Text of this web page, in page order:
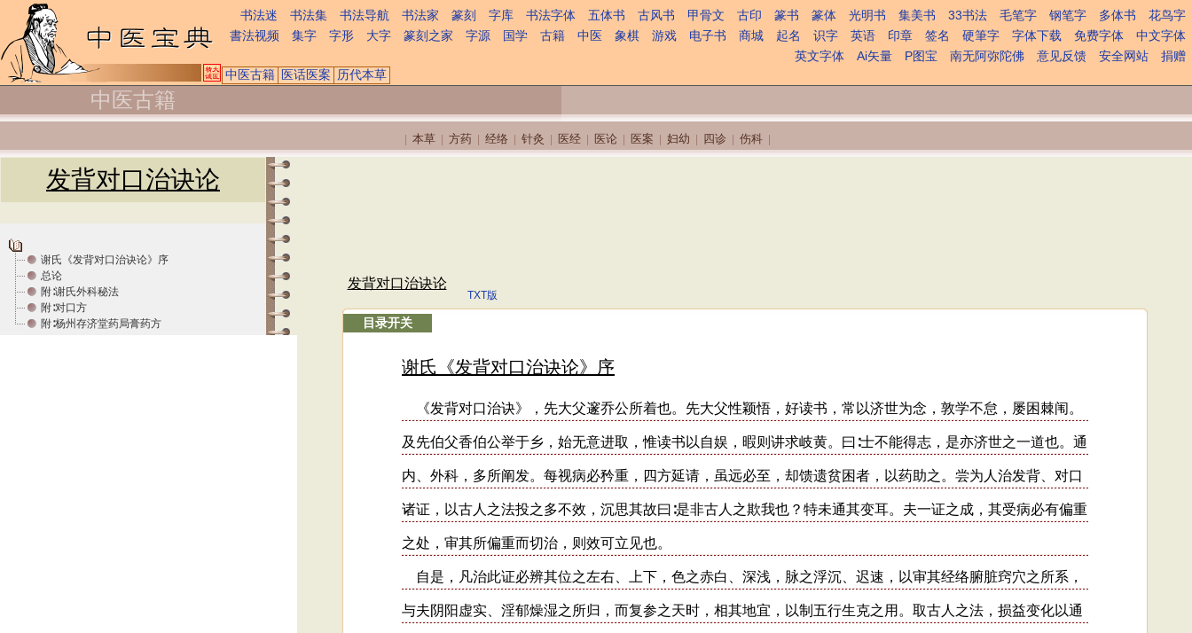
书法迷 书法集 书法导航 书法家 篆刻 字库 书法字体 五体书 古风书 甲骨文 古印 篆书 篆体 光明书 集美书 33书法 毛笔字 钢笔字 多体书
花鸟字
書法视频
集字 字形 大字 篆刻之家 字源 国学 古籍 中医 象棋 游戏 电子书 商城 起名 识字 英语 印章 签名 硬筆字 字体下载 免费字体
中文字体
英文字体
Ai矢量 P图宝 南无阿弥陀佛 意见反馈 安全网站
捐赠
中医古籍 医话医案 历代本草
中医古籍
本草 方药 经络 针灸 医经 医论 医案 妇幼 四诊 伤科
发背对口治诀论
谢氏《发背对口治诀论》序
总论
附∶谢氏外科秘法
附∶对口方
附∶杨州存济堂药局膏药方
发背对口治诀论
TXT版
目录开关